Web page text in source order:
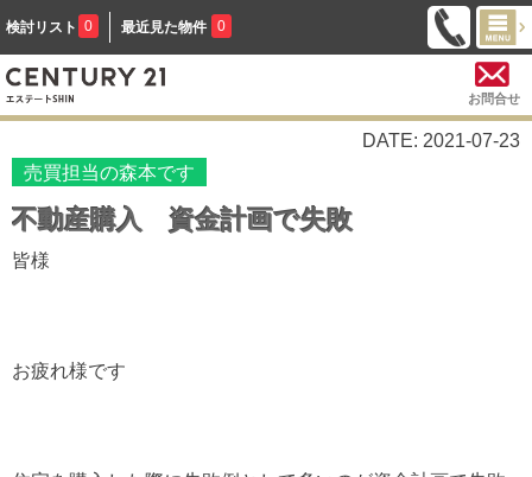
検討リスト 0 最近見た物件 0
お問合せ
DATE: 2021-07-23
売買担当の森本です
不動産購入 資金計画で失敗
皆様
お疲れ様です